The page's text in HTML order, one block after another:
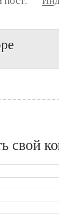
свой